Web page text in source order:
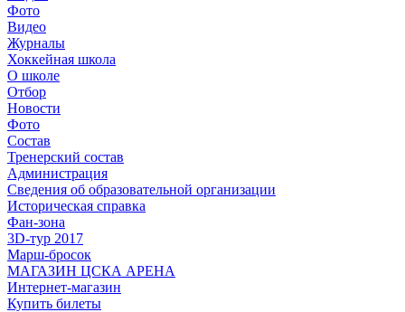
Фото
Видео
Журналы
Хоккейная школа
О школе
Отбор
Новости
Фото
Состав
Тренерский состав
Администрация
Сведения об образовательной организации
Историческая справка
Фан-зона
3D-тур 2017
Марш-бросок
МАГАЗИН ЦСКА АРЕНА
Интернет-магазин
Купить билеты